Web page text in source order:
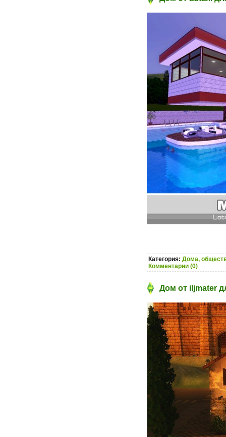
Категория: Дома,
Комментарии (0)
Дом от iljmater